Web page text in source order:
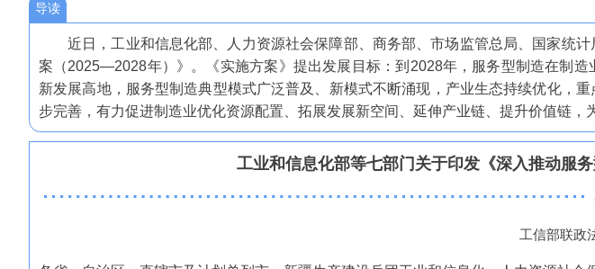
导读
近日，工业和信息化部、人力资源社会保障部、商务部、市场监管总局、国家统
案（2025—2028年）》。《实施方案》提出发展目标：到2028年，服务型制造在制
新发展高地，服务型制造典型模式广泛普及、新模式不断涌现，产业生态持续优化，
步完善，有力促进制造业优化资源配置、拓展发展新空间、延伸产业链、提升价值链，
工业和信息化部等七部门关于印发《深入推动服
工信部联政